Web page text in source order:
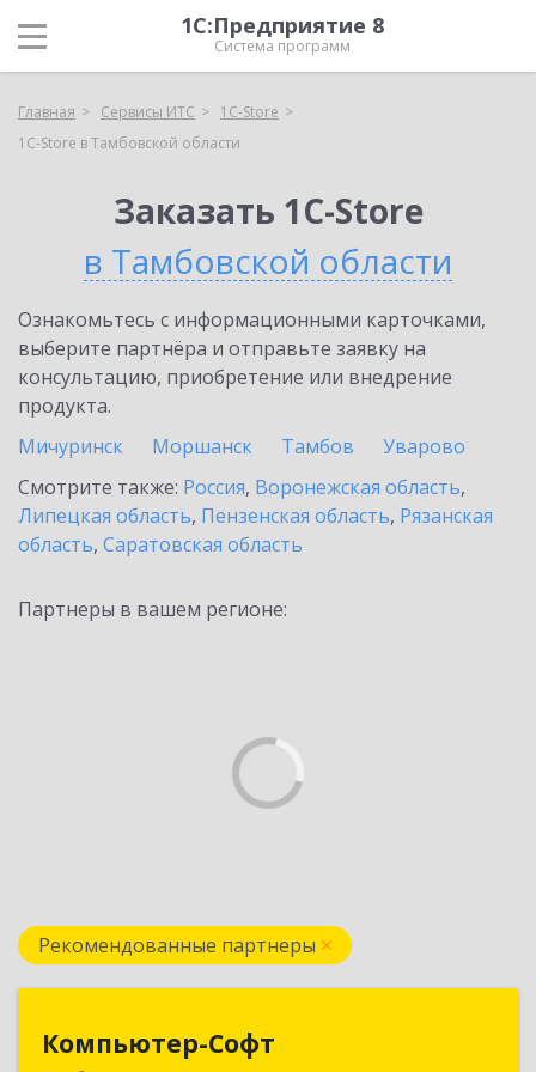
1С:Предприятие 8
Система программ
Главная Сервисы ИТС
1C-Store
1C-Store в Тамбовской области
Заказать 1C-Store
в Тамбовской области
Ознакомьтесь с информационными карточками,
выберите партнёра и отправьте заявку на
консультацию, приобретение или внедрение
продукта.
Мичуринск
Моршанск Тамбов
Уварово
Смотрите также: Россия, Воронежская область,
Липецкая область, Пензенская область, Рязанская
область, Саратовская область
Партнеры в вашем регионе:
Рекомендованные партнеры
Компьютер-Софт